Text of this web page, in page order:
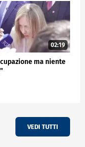
02:19
ma niente
VEDI TUTTI